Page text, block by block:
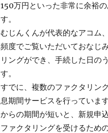
150万円といった非常に余裕
す。
むじんくんが代表的なアコム
頻度でご覧いただいておなじ
リングができ、手続した日の
す。
すでに、複数のファクタリン
息期間サービスを行っていま
からの期間が短いと、新規申
ファクタリングを受けるため